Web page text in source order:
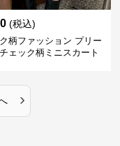
(税込)
柄ファッション プリー
ェック柄ミニスカート
›